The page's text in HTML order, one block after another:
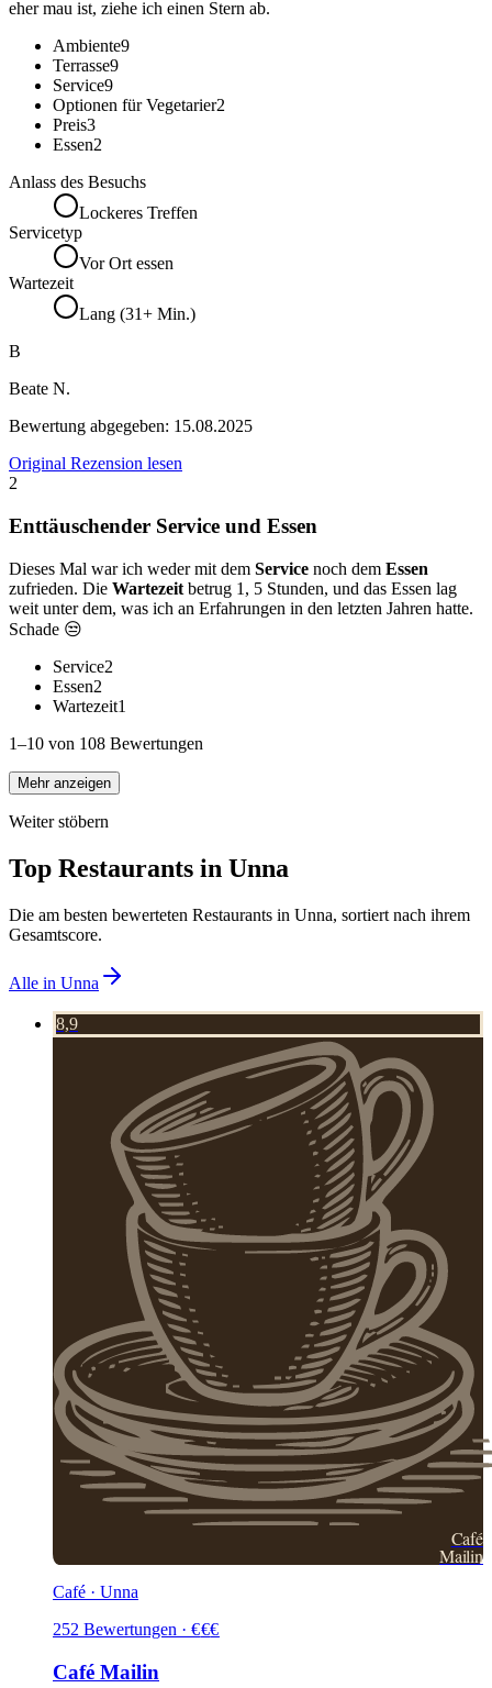
eher mau ist, ziehe ich einen Stern ab.
Ambiente9
Terrasse9
Service9
Optionen für Vegetarier2
Preis3
Essen2
Anlass des Besuchs
Lockeres Treffen
Servicetyp
Vor Ort essen
Wartezeit
Lang (31+ Min.)
B
Beate N.
Bewertung abgegeben: 15.08.2025
Original Rezension lesen
2
Enttäuschender Service und Essen
Dieses Mal war ich weder mit dem Service noch dem Essen
zufrieden. Die Wartezeit betrug 1, 5 Stunden, und das Essen lag
weit unter dem, was ich an Erfahrungen in den letzten Jahren hatte.
Schade 😒
Service2
Essen2
Wartezeit1
1–10 von 108 Bewertungen
Mehr anzeigen
Weiter stöbern
Top Restaurants in Unna
Die am besten bewerteten Restaurants in Unna, sortiert nach ihrem
Gesamtscore.
Alle in Unna
8,9
Café
Mailin
Café · Unna
252 Bewertungen · €€€
Café Mailin